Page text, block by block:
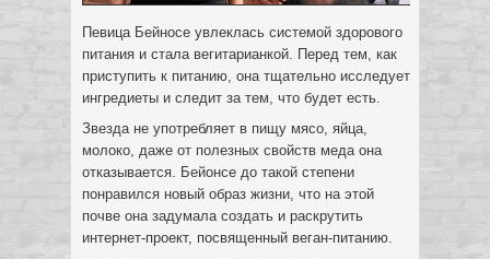
Певица Бейносе увлеклась системой здорового
питания и стала вегитарианкой. Перед тем, как
приступить к питанию, она тщательно исследует
ингредиеты и следит за тем, что будет есть.
Звезда не употребляет в пищу мясо, яйца,
молоко, даже от полезных свойств меда она
отказывается. Бейонсе до такой степени
понравился новый образ жизни, что на этой
почве она задумала создать и раскрутить
интернет-проект, посвященный веган-питанию.